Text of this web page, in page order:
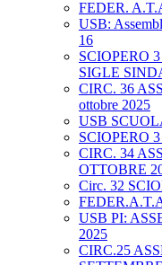
FEDER.
USB:
16
SCIOPERO
SIGLE
CIRC. 36
ottobre 2025
USB
SCIOPERO
CIRC. 34
OTTOBRE
Circ. 32
USB PI:
2025
CIRC.25